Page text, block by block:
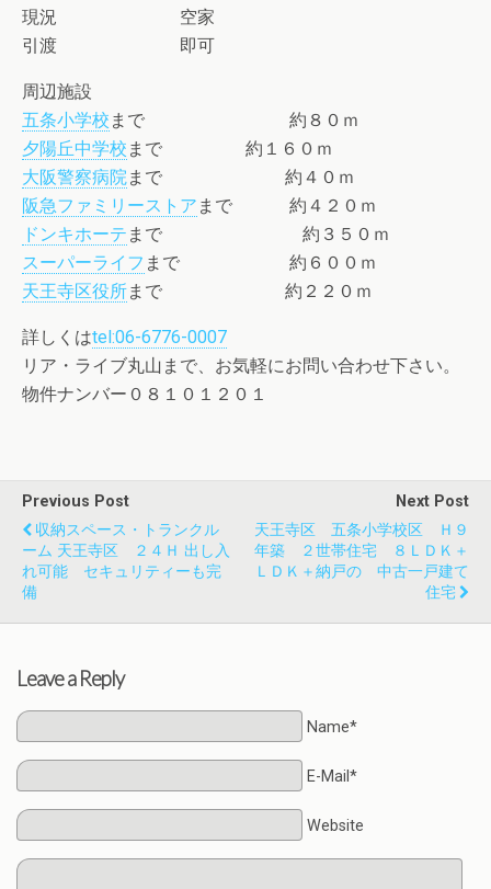
現況 空家
引渡 即可
周辺施設
五条小学校 まで 約８０ｍ
夕陽丘中学校 まで 約１６０ｍ
大阪警察病院まで 約４０ｍ
阪急ファミリーストア まで 約４２０ｍ
ドンキホーテ まで 約３５０ｍ
スーパーライフ まで 約６００ｍ
天王寺区役所まで 約２２０ｍ
詳しくはtel:06-6776-0007
リア・ライブ丸山まで、お気軽にお問い合わせ下さい。
物件ナンバー０８１０１２０１
Previous Post
収納スペース・トランクル
ーム 天王寺区 ２４Ｈ 出し入
れ可能 セキュリティーも完
備
Next Post
天王寺区 五条小学校区 Ｈ９
年築 ２世帯住宅 ８ＬＤＫ＋
ＬＤＫ＋納戸の 中古一戸建て
住宅
Leave a Reply
Name*
E-Mail*
Website